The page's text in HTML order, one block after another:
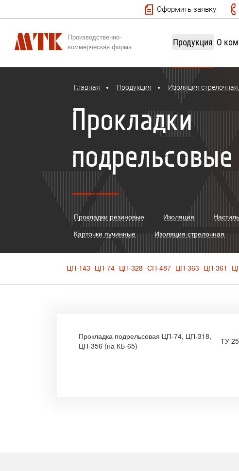
Оформить заявку
Производственно-
коммерческая фирма
Продукция О
Главная Продукция Изоляция
Прокладки
подрельсовые
Прокладки резиновые Изоляция
Карточки пучинные
Изоляция стрелочная
ЦП-143 ЦП-74 ЦП-328 СП-487 ЦП-363 ЦП-361
Прокладка подрельсовая ЦП-74, ЦП-318,
ЦП-356 (на КБ-65)
ТУ